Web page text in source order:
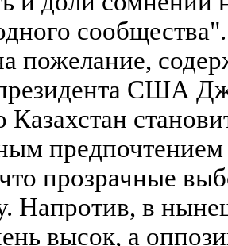
пожелание,
США
Казахстан
прозрачные
Напротив, в
высок, а